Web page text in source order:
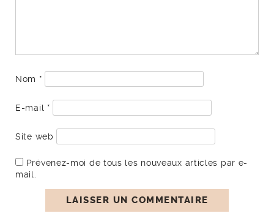
Nom *
E-mail *
Site web
Prévenez-moi de tous les nouveaux articles par e-
mail.